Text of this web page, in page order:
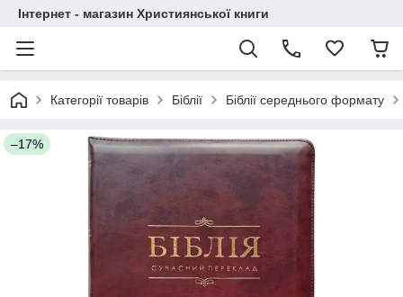
Інтернет - магазин Християнської книги
Категорії товарів Біблії Біблії середнього формату
–17%